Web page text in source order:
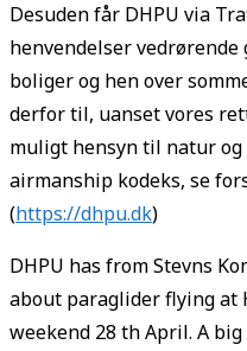
Desuden får DHPU via
henvendelser
boliger og hen over
derfor til, uanset vores
muligt hensyn til natur
airmanship kodeks, se
(https://dhpu.dk)
DHPU has from Stevns
about paraglider flying at
weekend 28 th April. A